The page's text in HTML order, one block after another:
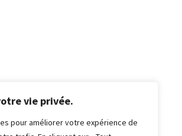
vie privée.
pour améliorer votre expérience de
?